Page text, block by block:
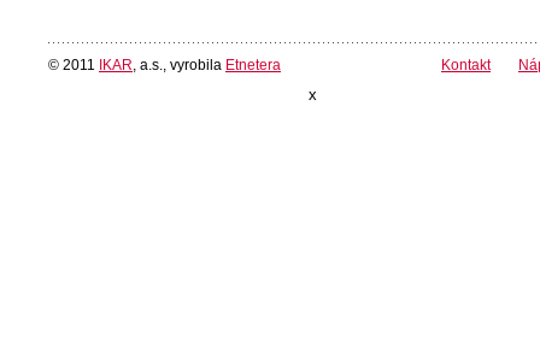
© 2011 IKAR , a.s., vyrobila Etnetera Kontakt
x